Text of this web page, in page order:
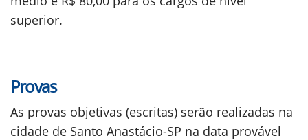
superior.
Provas
As provas objetivas (escritas) serão realizadas na
cidade de Santo Anastácio-SP na data provável